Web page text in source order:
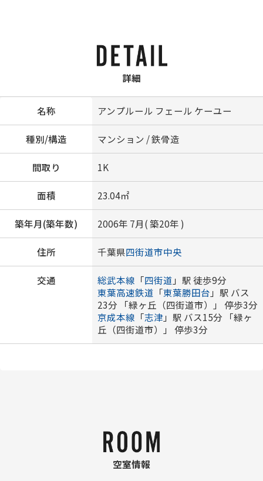
詳細
名称 アンプルール フェール ケーユー
種別/構造 マンション / 鉄骨造
間取り 1K
面積 23.04㎡
築年月(築年数) 2006年 7月( 築20年 )
住所 千葉県四街道市中央
交通 総武本線 「四街道 」駅 徒歩9分
東葉高速鉄道 「東葉勝田台 」駅 バス
23分 「緑ヶ丘（四街道市）」 停歩3分
京成本線 「志津」駅 バス15分 「緑ヶ
丘（四街道市）」 停歩3分
空室情報